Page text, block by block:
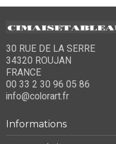
30 RUE DE LA SERRE
34320 ROUJAN
FRANCE
00 33 2 30 96 05 86
info@colorart.fr
Informations